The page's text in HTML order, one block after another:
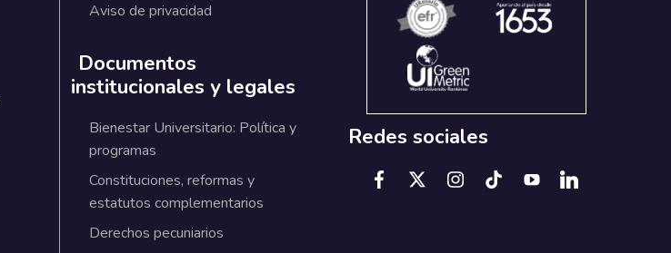
Aviso de privacidad
Documentos
institucionales y legales
Bienestar Universitario: Política y
programas
Constituciones, reformas y
estatutos complementarios
Derechos pecuniarios
Redes sociales